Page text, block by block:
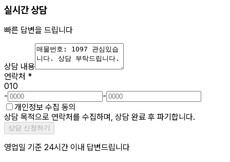
실시간 상담
빠른 답변을 드립니다
상담 내용
연락처 *
010
-
-
개인정보 수집 동의
상담 목적으로 연락처를 수집하며, 상담 완료 후 파기합니다.
상담 신청하기
영업일 기준 24시간 이내 답변드립니다